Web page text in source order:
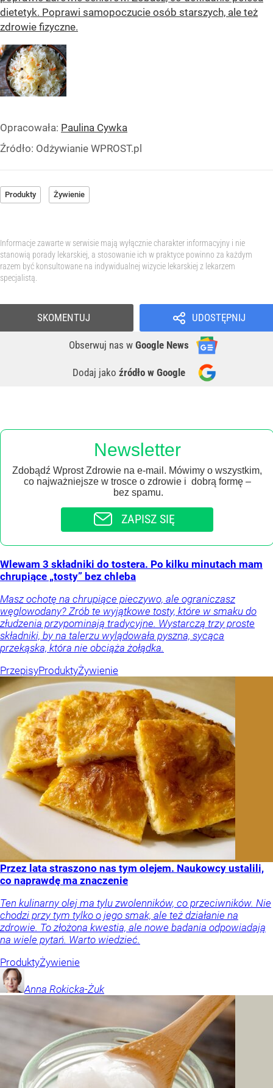
dietetyk. Poprawi samopoczucie osób starszych, ale też
zdrowie fizyczne.
Opracowała: Paulina Cywka
Źródło: Odżywianie WPROST.pl
Produkty Żywienie
Informacje zawarte w serwisie mają wyłącznie charakter informacyjny i nie
stanowią porady lekarskiej, a stosowanie ich w praktyce powinno za każdym
razem być konsultowane na indywidualnej wizycie lekarskiej z lekarzem
specjalistą.
UDOSTĘPNIJ
Obserwuj nas w Google News
Dodaj jako źródło w Google
SKOMENTUJ
Newsletter
Zdobądź Wprost Zdrowie na e-mail. Mówimy o wszystkim,
co najważniejsze w trosce o zdrowie i dobrą formę –
bez spamu.
ZAPISZ SIĘ
Wlewam 3 składniki do tostera. Po kilku minutach mam
chrupiące „tosty” bez chleba
Masz ochotę na chrupiące pieczywo, ale ograniczasz
węglowodany? Zrób te wyjątkowe tosty, które w smaku do
złudzenia przypominają tradycyjne. Wystarczą trzy proste
składniki, by na talerzu wylądowała pyszna, sycąca
przekąska, która nie obciąża żołądka.
PrzepisyProduktyŻywienie
Przez lata straszono nas tym olejem. Naukowcy ustalili,
co naprawdę ma znaczenie
Ten kulinarny olej ma tylu zwolenników, co przeciwników. Nie
chodzi przy tym tylko o jego smak, ale też działanie na
zdrowie. To złożona kwestia, ale nowe badania odpowiadają
na wiele pytań. Warto wiedzieć.
ProduktyŻywienie
Anna Rokicka-Żuk